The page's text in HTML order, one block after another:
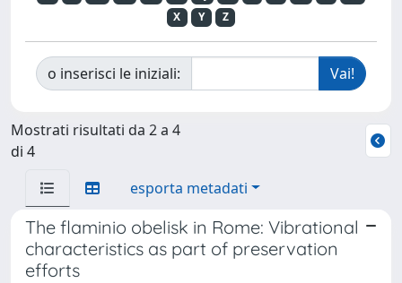
X
Y Z
o inserisci le iniziali:
Mostrati risultati da 2 a 4
di 4
esporta metadati
The flaminio obelisk in Rome: Vibrational
characteristics as part of preservation
efforts